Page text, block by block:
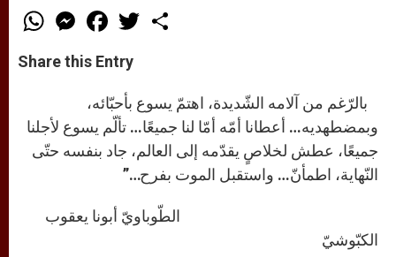
W
h
t
s
p
M
e
s
e
r
F
a
e
b
o
k
T
w
r
Share this Entry
بالرّغم من آلامه الشّديدة، اهتمّ يسوع بأحبّائه،
وبمضطهديه… أعطانا أمّه أمّا لنا جميعًا… تألّم يسوع لأجلنا
جميعًا، عطش لخلاصٍ يقدّمه إلى العالم، جاد بنفسه حتّى
النّهاية، اطمأنّ… واستقبل الموت بفرح…”
الطّوباويّ أبونا يعقوب
الكبّوشيّ